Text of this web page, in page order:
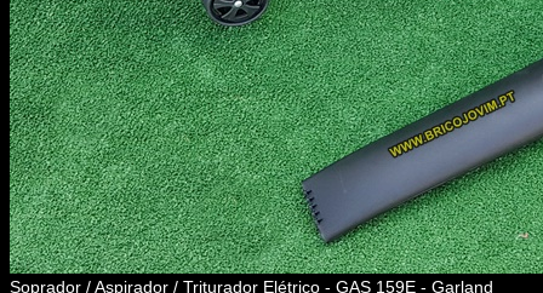
Soprador / Aspirador / Triturador Elétrico - GAS 159E - Garland